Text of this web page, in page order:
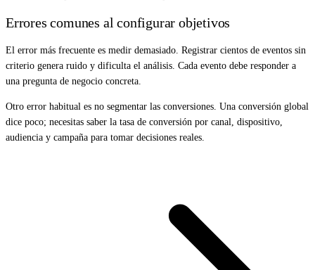
Errores comunes al configurar objetivos
El error más frecuente es medir demasiado. Registrar cientos de eventos sin
criterio genera ruido y dificulta el análisis. Cada evento debe responder a
una pregunta de negocio concreta.
Otro error habitual es no segmentar las conversiones. Una conversión global
dice poco; necesitas saber la tasa de conversión por canal, dispositivo,
audiencia y campaña para tomar decisiones reales.